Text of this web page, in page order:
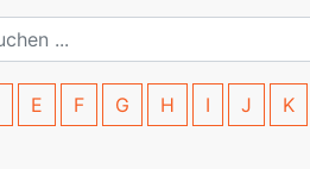
E F G H I J K